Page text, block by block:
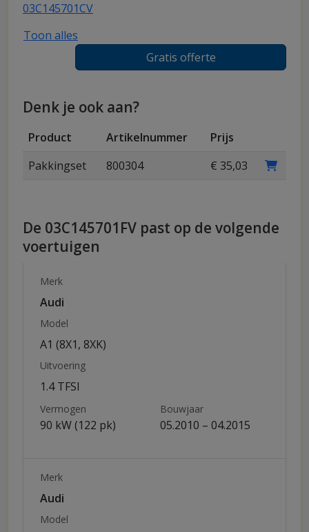
03C145701CV
Toon alles
Gratis offerte
Denk je ook aan?
Product Artikelnummer
Prijs
Pakkingset
800304 € 35,03
De 03C145701FV past op de volgende
voertuigen
Merk
Audi
Model
A1 (8X1, 8XK)
Uitvoering
1.4 TFSI
Vermogen
90 kW (122 pk)
Bouwjaar
05.2010 – 04.2015
Merk
Audi
Model